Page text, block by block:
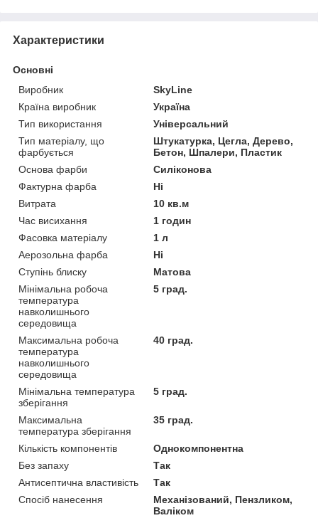
Характеристики
Основні
Виробник
SkyLine
Країна виробник
Україна
Тип використання
Універсальний
Тип матеріалу, що
фарбується
Штукатурка, Цегла, Дерево,
Бетон, Шпалери, Пластик
Основа фарби
Силіконова
Фактурна фарба
Ні
Витрата
10 кв.м
Час висихання
1 годин
Фасовка матеріалу
1 л
Аерозольна фарба
Ні
Ступінь блиску
Матова
Мінімальна робоча
температура
навколишнього
середовища
5 град.
Максимальна робоча
температура
навколишнього
середовища
40 град.
Мінімальна температура
зберігання
5 град.
Максимальна
температура зберігання
35 град.
Кількість компонентів
Однокомпонентна
Без запаху
Так
Антисептична властивість
Так
Спосіб нанесення
Механізований, Пензликом,
Валіком